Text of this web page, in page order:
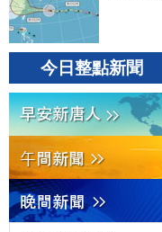
今日整點新聞